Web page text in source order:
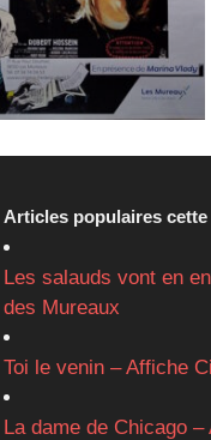
Articles populaires cette
Les salauds vont en
des Mureaux
Toi le venin – Affiche
La dame de Chicago